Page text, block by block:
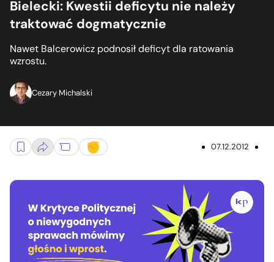
Bielecki: Kwestii deficytu nie należy
traktować dogmatycznie
Nawet Balcerowicz podnosił deficyt dla ratowania
wzrostu.
Cezary Michalski
07.12.2012